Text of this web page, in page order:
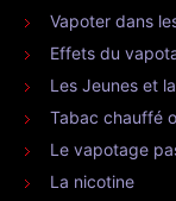
Vapoter dans
Effets du
Les Jeunes et
Tabac chauffé
Le vapotage
La nicotine